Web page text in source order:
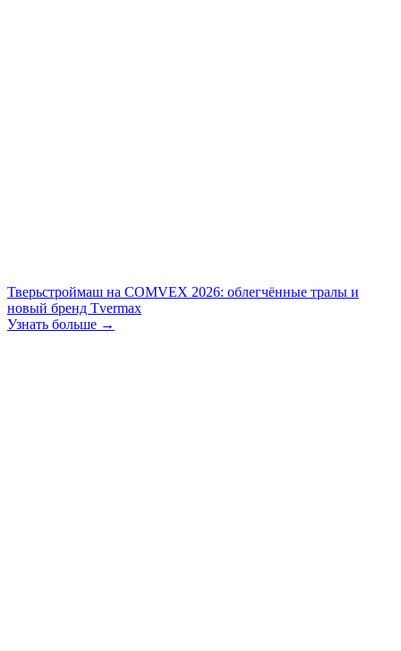
Тверьстроймаш на COMVEX 2026: облегчённые тралы и
новый бренд Tvermax
Узнать больше →